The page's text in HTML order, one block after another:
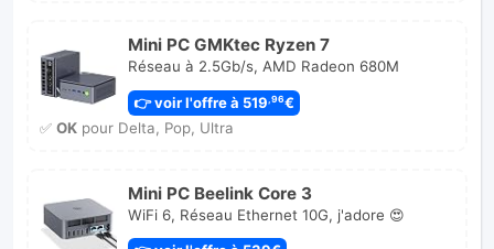
Mini PC GMKtec Ryzen 7
Réseau à 2.5Gb/s, AMD Radeon 680M
👉 voir l'offre à 519,96€
✅ OKpour Delta, Pop, Ultra
Mini PC Beelink Core 3
WiFi 6, Réseau Ethernet 10G, j'adore 😍